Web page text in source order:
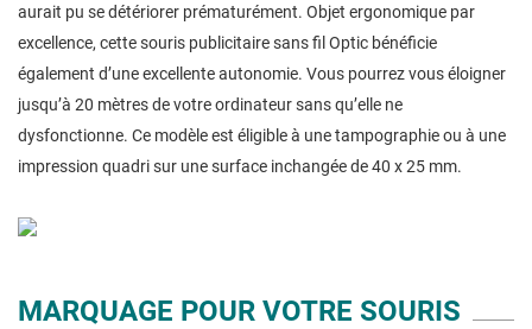
aurait pu se détériorer prématurément. Objet ergonomique par
excellence, cette souris publicitaire sans fil Optic bénéficie
également d’une excellente autonomie. Vous pourrez vous éloigner
jusqu’à 20 mètres de votre ordinateur sans qu’elle ne
dysfonctionne. Ce modèle est éligible à une tampographie ou à une
impression quadri sur une surface inchangée de 40 x 25 mm.
MARQUAGE POUR VOTRE SOURIS